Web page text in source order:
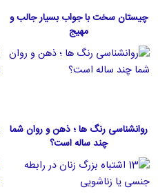
چیستان سخت با جواب بسیار جالب و
مهیج
روانشناسی رنگ ها ؛ ذهن و روان شما
چند ساله است؟